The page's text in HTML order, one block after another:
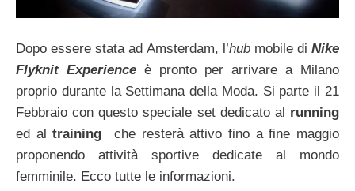
Dopo essere stata ad Amsterdam, l’hubmobile di Nike
Flyknit Experience è pronto per arrivare a Milano
proprio durante la Settimana della Moda. Si parte il 21
Febbraio con questo speciale set dedicato al running
ed altraining che resterà attivo fino a fine maggio
proponendo attività sportive dedicate al mondo
femminile. Ecco tutte le informazioni.